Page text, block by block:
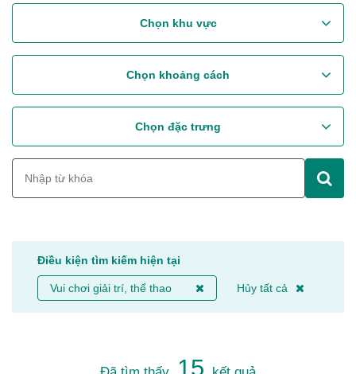
Chọn khu vực
Chọn khoảng cách
Chọn đặc trưng
Điều kiện tìm kiếm hiện tại
Vui chơi giải trí, thể thao Hủy tất cả
15